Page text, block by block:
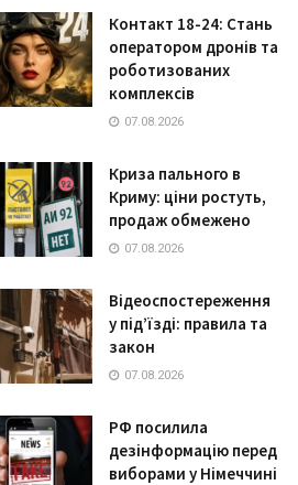
Контакт 18-24: Стань
оператором дронів та
роботизованих
комплексів
07.08.2026
Криза пального в
Криму: ціни ростуть,
продаж обмежено
07.08.2026
Відеоспостереження
у під’їзді: правила та
закон
07.08.2026
РФ посилила
дезінформацію перед
виборами у Німеччині